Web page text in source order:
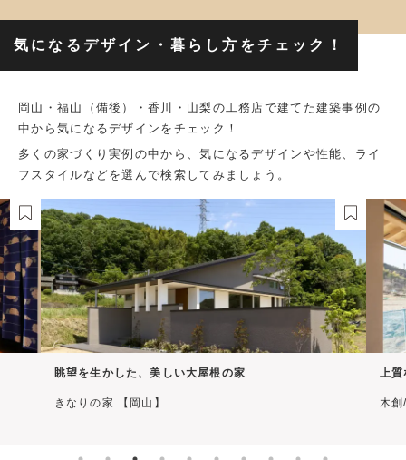
気になるデザイン・暮らし方をチェック！
岡山・福山（備後）・香川・山梨の工務店で建てた建築事例の
中から気になるデザインをチェック！
多くの家づくり実例の中から、気になるデザインや性能、ライ
フスタイルなどを選んで検索してみましょう。
上質な自然素材と高性能が融合した木の家
木創/有限会社 ル・アーンジュ 【岡山】